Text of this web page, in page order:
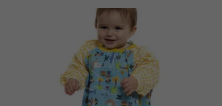
variants.
opcions
es
poden
triar
a
la
pàgina
del
producte